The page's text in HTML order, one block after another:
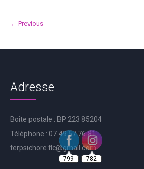
← Previous
Adresse
Boite postale : BP 223 85204
Téléphone : 07.49.57.76.81
terpsichore.flc@gmail.com
799 782